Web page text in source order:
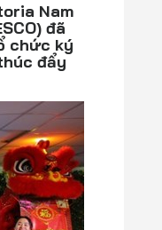
Nam
đã
chức ký
đẩy